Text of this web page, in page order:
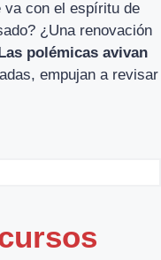
va con el espíritu de
¿Una renovación
polémicas avivan
empujan a revisar